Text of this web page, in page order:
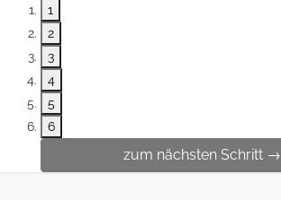
1
2
3
4
5
6
zum nächsten Schritt →